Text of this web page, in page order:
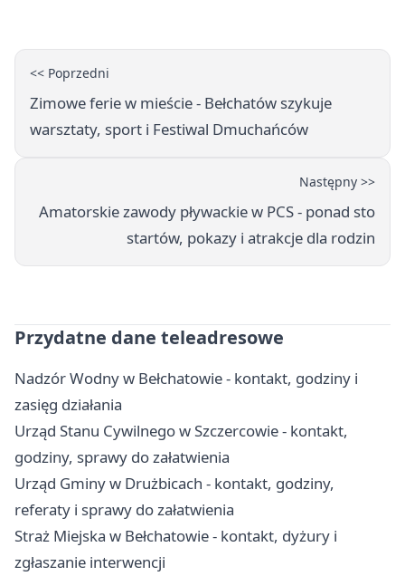
<< Poprzedni
Zimowe ferie w mieście - Bełchatów szykuje
warsztaty, sport i Festiwal Dmuchańców
Następny >>
Amatorskie zawody pływackie w PCS - ponad sto
startów, pokazy i atrakcje dla rodzin
Przydatne dane teleadresowe
Nadzór Wodny w Bełchatowie - kontakt, godziny i
zasięg działania
Urząd Stanu Cywilnego w Szczercowie - kontakt,
godziny, sprawy do załatwienia
Urząd Gminy w Drużbicach - kontakt, godziny,
referaty i sprawy do załatwienia
Straż Miejska w Bełchatowie - kontakt, dyżury i
zgłaszanie interwencji